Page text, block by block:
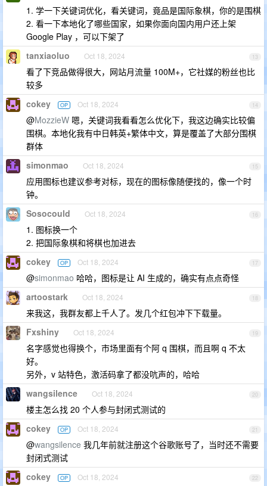
1. 学一下关键词优化，看关键词，竟品是国际象棋，你的是围棋
2. 看一下本地化了哪些国家，如果你面向国内用户还上架
Google Play ，可以下架了
13
tanxiaoluo Oct 18, 2024
看了下竞品做得很大，网站月流量 100M+，它社媒的粉丝也比
较多
14
cokey OP Oct 18, 2024
@MozzieW 嗯，关键词我看看怎么优化下，我这边确实比较偏
围棋。本地化我有中日韩英+繁体中文，算是覆盖了大部分围棋
群体
15
simonmao Oct 18, 2024
应用图标也建议参考对标，现在的图标像随便找的，像一个时
钟。
16
Sosocould Oct 18, 2024
1. 图标换一个
2. 把国际象棋和将棋也加进去
17
cokey OP Oct 18, 2024
@simonmao 哈哈，图标是让 AI 生成的，确实有点点奇怪
18
artoostark Oct 18, 2024
来我这，我群友都上千人了。发几个红包冲下下载量。
19
Fxshiny Oct 18, 2024
名字感觉也得换个，市场里面有个阿 q 围棋，而且啊 q 不太
好。
另外，v 站特色，激活码拿了都没吭声的，哈哈
20
wangsilence Oct 18, 2024
楼主怎么找 20 个人参与封闭式测试的
21
cokey OP Oct 18, 2024
@wangsilence 我几年前就注册这个谷歌账号了，当时还不需要
封闭式测试
22
cokey OP Oct 18, 2024